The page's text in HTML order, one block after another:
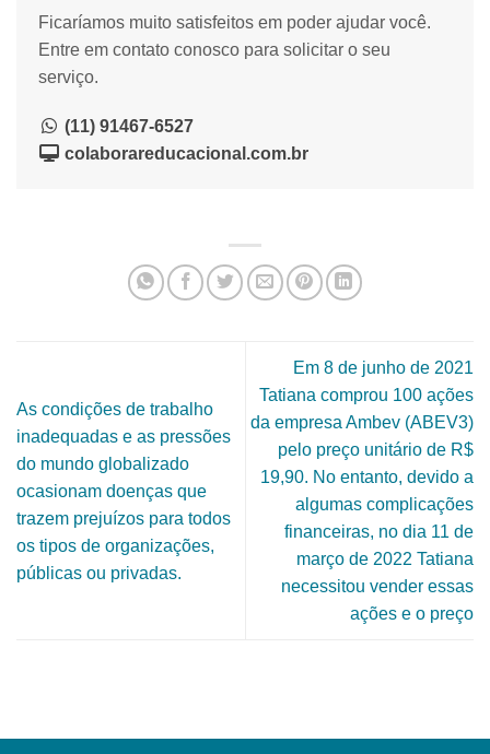
Ficaríamos muito satisfeitos em poder ajudar você.
Entre em contato conosco para solicitar o seu
serviço.
(11) 91467-6527
colaborareducacional.com.br
As condições de trabalho
inadequadas e as pressões
do mundo globalizado
ocasionam doenças que
trazem prejuízos para todos
os tipos de organizações,
públicas ou privadas.
Em 8 de junho de 2021
Tatiana comprou 100 ações
da empresa Ambev (ABEV3)
pelo preço unitário de R$
19,90. No entanto, devido a
algumas complicações
financeiras, no dia 11 de
março de 2022 Tatiana
necessitou vender essas
ações e o preço